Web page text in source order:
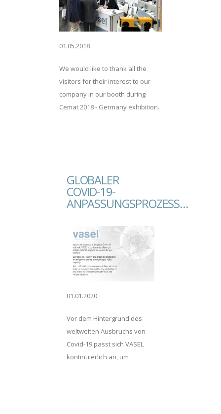
01.05.2018
We would like to thank all the
visitors for their interest to our
company in our booth during
Cemat 2018 - Germany exhibition.
GLOBALER
COVID-19-
ANPASSUNGSPROZESS…
01.01.2020
Vor dem Hintergrund des
weltweiten Ausbruchs von
Covid-19 passt sich VASEL
kontinuierlich an, um